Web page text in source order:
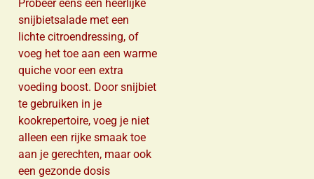
Probeer eens een heerlijke
snijbietsalade met een
lichte citroendressing, of
voeg het toe aan een warme
quiche voor een extra
voeding boost. Door snijbiet
te gebruiken in je
kookrepertoire, voeg je niet
alleen een rijke smaak toe
aan je gerechten, maar ook
een gezonde dosis